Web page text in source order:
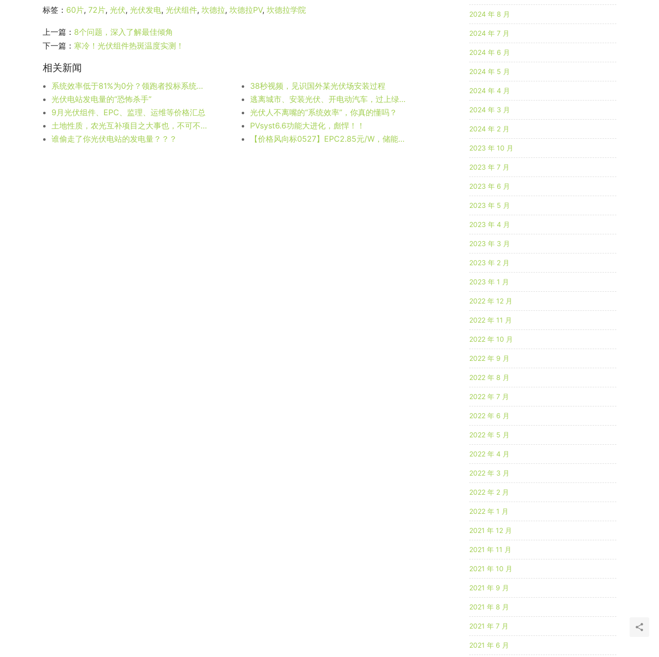
标签： 60片, 72片, 光伏, 光伏发电, 光伏组件, 坎德拉, 坎德拉PV, 坎德拉学院
上一篇： 8个问题，深入了解最佳倾角
下一篇： 寒冷！光伏组件热斑温度实测！
相关新闻
系统效率低于81%为0分？领跑者投标系统效率最高94%！
38秒视频，见识国外某光伏场安装过程
光伏电站发电量的“恐怖杀手”
逃离城市、安装光伏、开电动汽车，过上绿色的“轻生活”
9月光伏组件、EPC、监理、运维等价格汇总
光伏人不离嘴的“系统效率”，你真的懂吗？
土地性质，农光互补项目之大事也，不可不察！
PVsyst6.6功能大进化，彪悍！！
谁偷走了你光伏电站的发电量？？？
【价格风向标0527】EPC2.85元/W，储能设备0.633元/Wh，近期光伏设备、EPC、监理等价格信息
2024 年 8 月
2024 年 7 月
2024 年 6 月
2024 年 5 月
2024 年 4 月
2024 年 3 月
2024 年 2 月
2023 年 10 月
2023 年 7 月
2023 年 6 月
2023 年 5 月
2023 年 4 月
2023 年 3 月
2023 年 2 月
2023 年 1 月
2022 年 12 月
2022 年 11 月
2022 年 10 月
2022 年 9 月
2022 年 8 月
2022 年 7 月
2022 年 6 月
2022 年 5 月
2022 年 4 月
2022 年 3 月
2022 年 2 月
2022 年 1 月
2021 年 12 月
2021 年 11 月
2021 年 10 月
2021 年 9 月
2021 年 8 月
2021 年 7 月
2021 年 6 月